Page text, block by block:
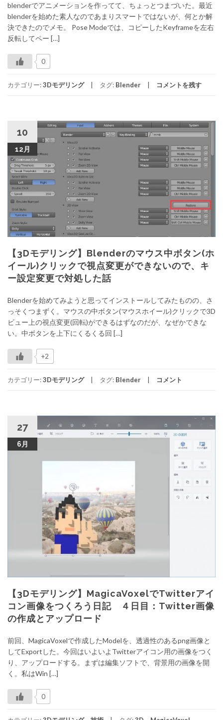
blenderでアニメーションを作ってて、ちょっとつまづいた。最近
blenderを始めた素人なのであまりスマートではないが、何とか解
決できたのでメモ。 Pose Modeでは、コピーしたKeyframeを左右
反転してペー […]
0
カテゴリー:3Dモデリング タグ: Blender コメントを残す
10
12月
【3Dモデリング】Blenderのマウス中ボタン(ホ
イール)クリックで視点変更ができないので、キ
ー設定変更で対処した話
Blenderを始めてみようと思ってインストールしてみたものの、さ
っそくつまずく。マウスの中ボタン(マウスホイール)クリックで3D
ビュー上の視点変更(回転)ができるはずなのだが、なぜかできな
い。中ボタンを上下にくるくる回 […]
+2
カテゴリー:3Dモデリング タグ: Blender コメント
27
6月
【3Dモデリング】MagicaVoxelでTwitterアイ
コン画像をつくろう日記 ４日目：Twitter画像
の作成とアップロード
前回、MagicaVoxelで作成したModelを、透過性のあるpng画像と
してExportした。今回はいよいよTwitterアイコン用の画像をつく
り、アップロードする。まずは編集ソフトで、背景用の画像を開
く。私はWin […]
0